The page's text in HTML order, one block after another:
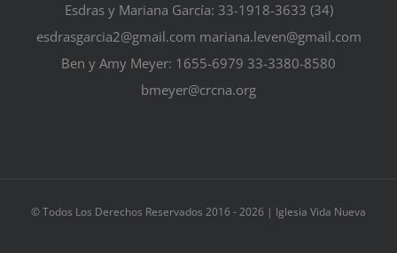
Esdras y Mariana García: 33-1918-3633 (34)
esdrasgarcia2@gmail.com mariana.leven@gmail.com
Ben y Amy Meyer: 1655-6979 33-3380-8580
bmeyer@crcna.org
© Todos Los Derechos Reservados 2016 -2026 | Iglesia Vida Nueva